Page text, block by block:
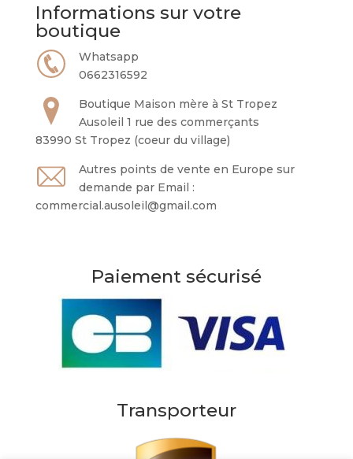
Informations sur votre
boutique
Whatsapp
0662316592
Boutique Maison mère à St Tropez
Ausoleil 1 rue des commerçants
83990 St Tropez (coeur du village)
Autres points de vente en Europe sur
demande par Email :
commercial.ausoleil@gmail.com
Paiement sécurisé
Transporteur